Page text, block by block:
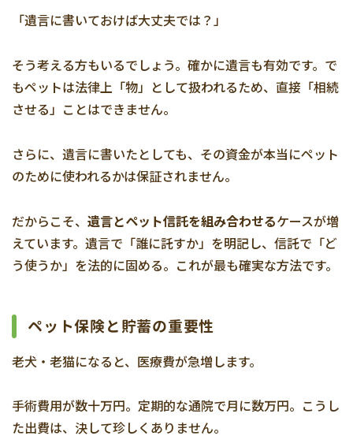
「遺言に書いておけば大丈夫では？」
そう考える方もいるでしょう。確かに遺言も有効です。で
もペットは法律上「物」として扱われるため、直接「相続
させる」ことはできません。
さらに、遺言に書いたとしても、その資金が本当にペット
のために使われるかは保証されません。
だからこそ、 遺言とペット信託を組み合わせるケースが増
えています。遺言で「誰に託すか」を明記し、信託で「ど
う使うか」を法的に固める。これが最も確実な方法です。
ペット保険と貯蓄の重要性
老犬・老猫になると、医療費が急増します。
手術費用が数十万円。定期的な通院で月に数万円。こうし
た出費は、決して珍しくありません。